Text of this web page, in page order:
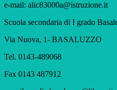
e-mail: alic83000a@istruzione.it
Scuola secondaria di I grado
Via Nuova, 1- BASALUZZO
Tel. 0143-489068
Fax 0143 487912